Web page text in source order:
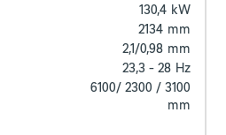
130,4 kW
2134 mm
2,1/0,98 mm
23,3 - 28 Hz
6100/ 2300 / 3100
mm